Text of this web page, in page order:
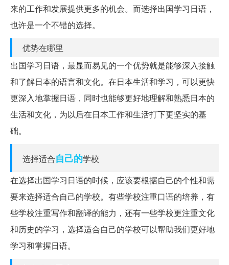
来的工作和发展提供更多的机会。而选择出国学习日语，
也许是一个不错的选择。
优势在哪里
出国学习日语，最显而易见的一个优势就是能够深入接触
和了解日本的语言和文化。在日本生活和学习，可以更快
更深入地掌握日语，同时也能够更好地理解和熟悉日本的
生活和文化，为以后在日本工作和生活打下更坚实的基
础。
选择适合自己的学校
在选择出国学习日语的时候，应该要根据自己的个性和需
要来选择适合自己的学校。有些学校注重口语的培养，有
些学校注重写作和翻译的能力，还有一些学校更注重文化
和历史的学习，选择适合自己的学校可以帮助我们更好地
学习和掌握日语。